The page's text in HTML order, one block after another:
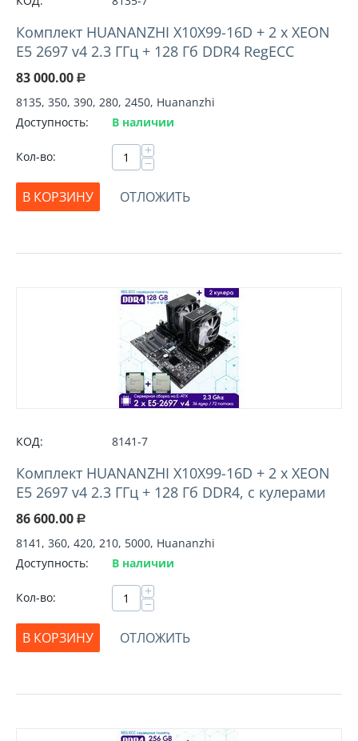
Комплект HUANANZHI X10X99-16D + 2 х XEON
E5 2697 v4 2.3 ГГц + 128 Гб DDR4 RegECC
83 000.00 Р
8135, 350, 390, 280, 2450, Huananzhi
Доступность:
В наличии
Кол-во: +
−
В КОРЗИНУ
ОТЛОЖИТЬ
КОД: 8141-7
Комплект HUANANZHI X10X99-16D + 2 х XEON
E5 2697 v4 2.3 ГГц + 128 Гб DDR4, с кулерами
86 600.00 Р
8141, 360, 420, 210, 5000, Huananzhi
Доступность:
В наличии
Кол-во: +
−
В КОРЗИНУ
ОТЛОЖИТЬ